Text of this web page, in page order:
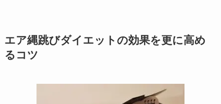
エア縄跳びダイエットの効果を更に高め
るコツ